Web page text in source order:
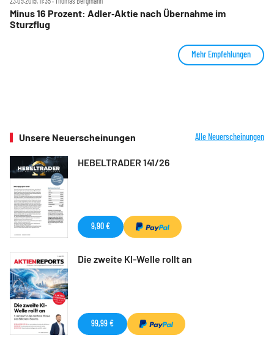
Minus 16 Prozent: Adler‑Aktie nach Übernahme im
Sturzflug
Mehr Empfehlungen
Unsere Neuerscheinungen Alle Neuerscheinungen
HEBELTRADER 141/26
9,90 €
Die zweite KI-Welle rollt an
99,99 €